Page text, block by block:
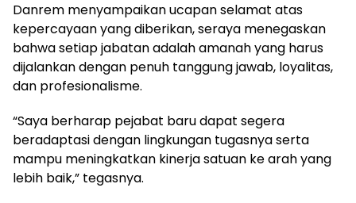
Danrem menyampaikan ucapan selamat atas
kepercayaan yang diberikan, seraya menegaskan
bahwa setiap jabatan adalah amanah yang harus
dijalankan dengan penuh tanggung jawab, loyalitas,
dan profesionalisme.
“Saya berharap pejabat baru dapat segera
beradaptasi dengan lingkungan tugasnya serta
mampu meningkatkan kinerja satuan ke arah yang
lebih baik,” tegasnya.